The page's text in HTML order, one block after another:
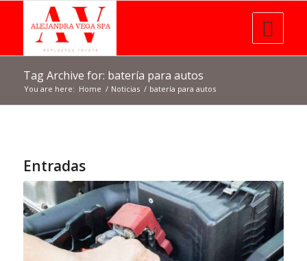
Tag Archive for: batería para autos
You are here: Home / Noticias / batería para autos
Entradas